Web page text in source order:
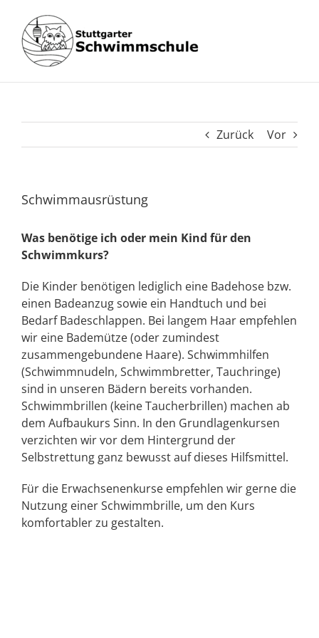
Inhalt
springen
Zurück Vor
Schwimmausrüstung
Was benötige ich oder mein Kind für den
Schwimmkurs?
Die Kinder benötigen lediglich eine Badehose bzw.
einen Badeanzug sowie ein Handtuch und bei
Bedarf Badeschlappen. Bei langem Haar empfehlen
wir eine Bademütze (oder zumindest
zusammengebundene Haare). Schwimmhilfen
(Schwimmnudeln, Schwimmbretter, Tauchringe)
sind in unseren Bädern bereits vorhanden.
Schwimmbrillen (keine Taucherbrillen) machen ab
dem Aufbaukurs Sinn. In den Grundlagenkursen
verzichten wir vor dem Hintergrund der
Selbstrettung ganz bewusst auf dieses Hilfsmittel.
Für die Erwachsenenkurse empfehlen wir gerne die
Nutzung einer Schwimmbrille, um den Kurs
komfortabler zu gestalten.